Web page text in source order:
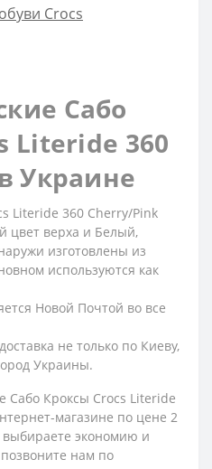
Crocs
Сабо
Literide 360
Украине
Literide 360 Cherry/Pink
цвет верха и Белый,
изготовлены из
используются как
Новой Почтой во все
не только по Киеву,
Украины.
Сабо Кроксы Crocs Literide
магазине по цене 2
выбираете экономию и
нам по